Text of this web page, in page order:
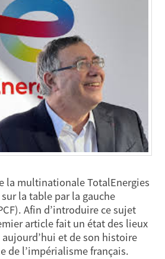
la multinationale TotalEnergies
la table par la gauche
Afin d’introduire ce sujet
article fait un état des lieux
et de son histoire
de l’impérialisme français.